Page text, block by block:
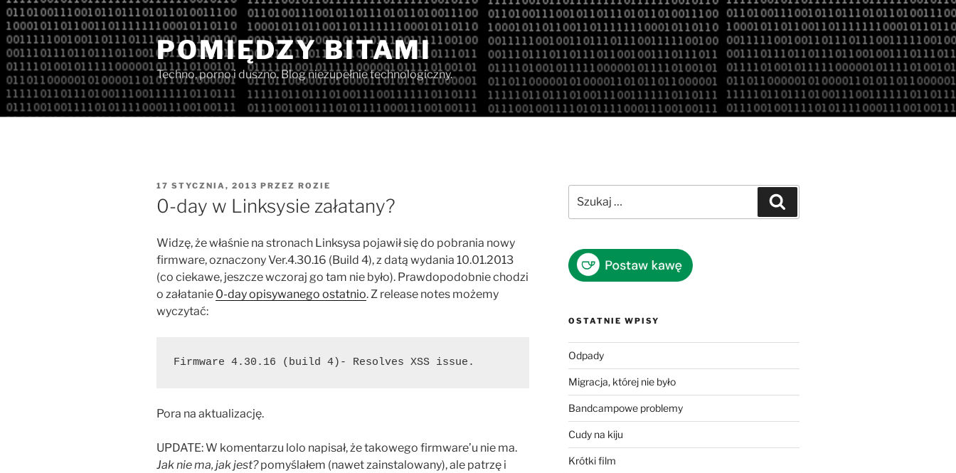
Przejdź
do
treści
POMIĘDZY BITAMI
Techno, porno i duszno. Blog niezupełnie technologiczny.
OPUBLIKOWANE
W
17 STYCZNIA, 2013 PRZEZ ROZIE
0-day w Linksysie załatany?
Widzę, że właśnie na stronach Linksysa pojawił się do pobrania nowy
firmware, oznaczony Ver.4.30.16 (Build 4) , z datą wydania 10.01.2013
(co ciekawe, jeszcze wczoraj go tam nie było). Prawdopodobnie chodzi
o załatanie 0-day opisywanego ostatnio. Z release notes możemy
wyczytać:
Firmware 4.30.16 (build 4)- Resolves XSS issue.
Pora na aktualizację.
UPDATE: W komentarzu lolo napisał, że takowego firmware’u nie ma.
Jak nie ma, jak jest?pomyślałem (nawet zainstalowany), ale patrzę i
OSTATNIE WPISY
Odpady
Migracja, której nie było
Bandcampowe problemy
Cudy na kiju
Krótki film